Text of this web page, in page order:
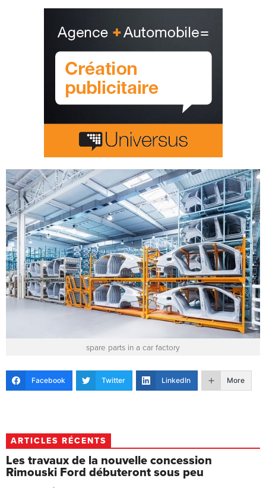
spare parts in a car factory
Facebook Twitter LinkedIn More
ARTICLES RÉCENTS
Les travaux de la nouvelle concession
Rimouski Ford débuteront sous peu